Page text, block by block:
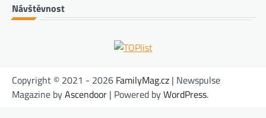
Návštěvnost
Copyright © 2021 - 2026 FamilyMag.cz | Newspulse
Magazine byAscendoor | Powered byWordPress.